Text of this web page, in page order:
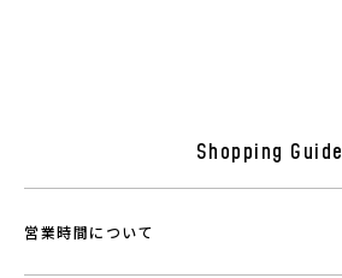
Shopping Guide
営業時間について